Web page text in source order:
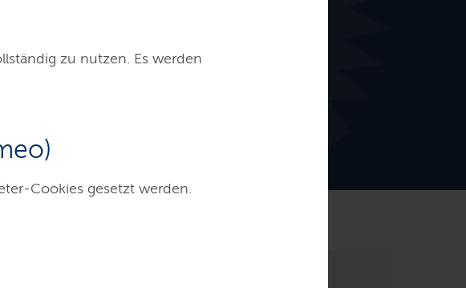
zu nutzen. Es werden
Cookies gesetzt werden.
& Beruf